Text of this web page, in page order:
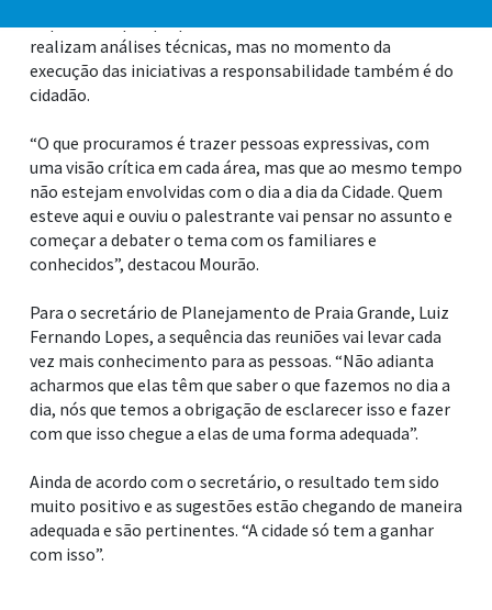
importante porque profissionais de diversas áreas
realizam análises técnicas, mas no momento da
execução das iniciativas a responsabilidade também é do
cidadão.
“O que procuramos é trazer pessoas expressivas, com
uma visão crítica em cada área, mas que ao mesmo tempo
não estejam envolvidas com o dia a dia da Cidade. Quem
esteve aqui e ouviu o palestrante vai pensar no assunto e
começar a debater o tema com os familiares e
conhecidos”, destacou Mourão.
Para o secretário de Planejamento de Praia Grande, Luiz
Fernando Lopes, a sequência das reuniões vai levar cada
vez mais conhecimento para as pessoas. “Não adianta
acharmos que elas têm que saber o que fazemos no dia a
dia, nós que temos a obrigação de esclarecer isso e fazer
com que isso chegue a elas de uma forma adequada”.
Ainda de acordo com o secretário, o resultado tem sido
muito positivo e as sugestões estão chegando de maneira
adequada e são pertinentes. “A cidade só tem a ganhar
com isso”.